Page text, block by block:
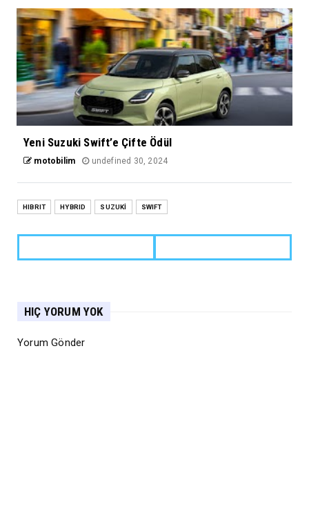
Yeni Suzuki Swift’e Çifte Ödül
motobilim undefined 30, 2024
HIBRIT HYBRID SUZUKİ SWIFT
HIÇ YORUM YOK
Yorum Gönder